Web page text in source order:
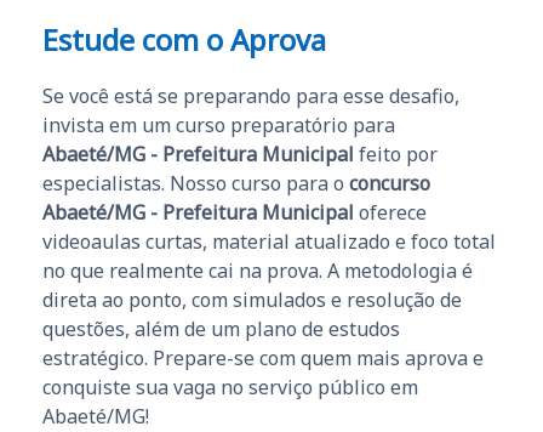
Estude com o Aprova
Se você está se preparando para esse desafio,
invista em um curso preparatório para
Abaeté/MG - Prefeitura Municipal feito por
especialistas. Nosso curso para o concurso
Abaeté/MG - Prefeitura Municipal oferece
videoaulas curtas, material atualizado e foco total
no que realmente cai na prova. A metodologia é
direta ao ponto, com simulados e resolução de
questões, além de um plano de estudos
estratégico. Prepare-se com quem mais aprova e
conquiste sua vaga no serviço público em
Abaeté/MG!